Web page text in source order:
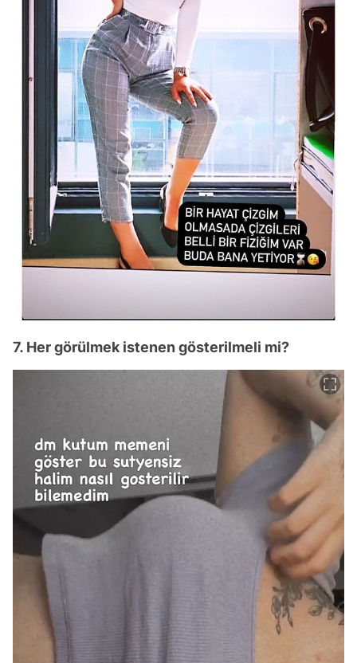
7. Her görülmek istenen gösterilmeli mi?